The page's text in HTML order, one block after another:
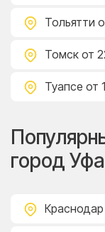
Тольятти
Томск от
Туапсе от
город Уфа
Краснодар